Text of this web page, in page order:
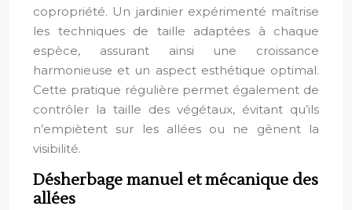
copropriété. Un jardinier expérimenté maîtrise
les techniques de taille adaptées à chaque
espèce, assurant ainsi une croissance
harmonieuse et un aspect esthétique optimal.
Cette pratique régulière permet également de
contrôler la taille des végétaux, évitant qu’ils
n’empiètent sur les allées ou ne gênent la
visibilité.
Désherbage manuel et mécanique des
allées